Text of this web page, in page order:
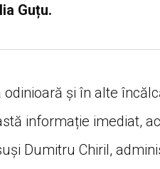
Guțu.
și în alte
informație imediat,
Dumitru Chiril,